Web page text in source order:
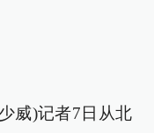
威)记者7日从北